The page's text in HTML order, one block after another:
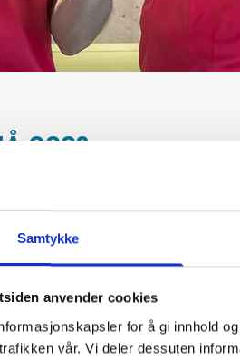
Samtykke
anvender cookies
for å gi innhold
vår. Vi deler dessuten
OSS?
fleksible medarbeidarar og er du eit JA-
mellom badevakt, skranke/kiosk og